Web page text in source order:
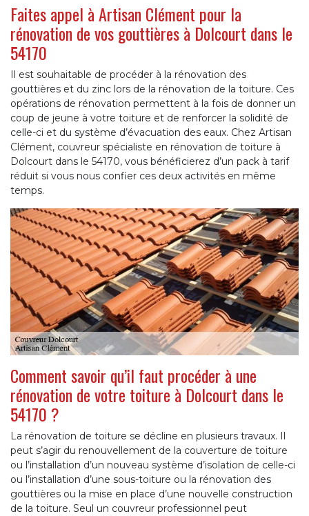
Faites appel à Artisan Clément pour la
rénovation de vos gouttières à Dolcourt dans le
54170
Il est souhaitable de procéder à la rénovation des
gouttières et du zinc lors de la rénovation de la toiture. Ces
opérations de rénovation permettent à la fois de donner un
coup de jeune à votre toiture et de renforcer la solidité de
celle-ci et du système d’évacuation des eaux. Chez Artisan
Clément, couvreur spécialiste en rénovation de toiture à
Dolcourt dans le 54170, vous bénéficierez d’un pack à tarif
réduit si vous nous confier ces deux activités en même
temps.
Comment savoir qu’il faut procéder à une
rénovation de votre toiture à Dolcourt dans le
54170 ?
La rénovation de toiture se décline en plusieurs travaux. Il
peut s’agir du renouvellement de la couverture de toiture
ou l’installation d’un nouveau système d’isolation de celle-ci
ou l’installation d’une sous-toiture ou la rénovation des
gouttières ou la mise en place d’une nouvelle construction
de la toiture. Seul un couvreur professionnel peut